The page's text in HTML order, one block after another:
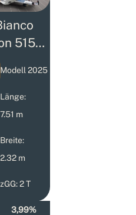
515
Modell 2025
Länge:
7.51 m
Breite:
2.32 m
zGG: 2 T
3,99%